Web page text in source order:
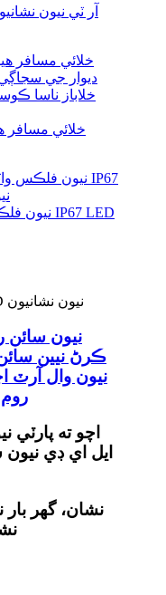
آر ٽي نيون
خلائي مسافر
ڪرڻ نيين
نيون وال آرٽ
اچو ته پارٽي
ايل اي ڊي نيون
نشان، گھر بار